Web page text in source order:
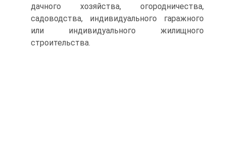
дачного хозяйства, огородничества,
садоводства, индивидуального гаражного
или индивидуального жилищного
строительства.